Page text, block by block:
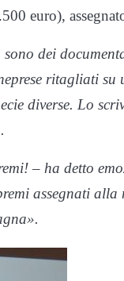
euro),
dei
ritagliati
diverse. Lo
– ha detto
assegnati